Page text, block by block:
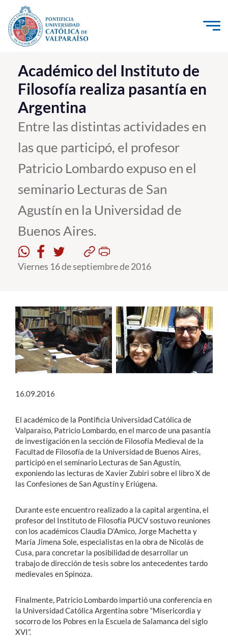
Click acá para ir directamente al contenido
La Universidad
Investigación, Creación e Innovación
PUCV Internacional
Vinculación con el Medio
Admisión
Estudiantes
Alumni
English
Académico del Instituto de
Filosofía realiza pasantía en
Argentina
Entre las distintas actividades en
las que participó, el profesor
Patricio Lombardo expuso en el
seminario Lecturas de San
Agustín en la Universidad de
Buenos Aires.
Viernes 16 de septiembre de 2016
16.09.2016
El académico de la Pontificia Universidad Católica de
Valparaíso, Patricio Lombardo, en el marco de una pasantía
de investigación en la sección de Filosofía Medieval de la
Facultad de Filosofía de la Universidad de Buenos Aires,
participó en el seminario Lecturas de San Agustín,
exponiendo las lecturas de Xavier Zubiri sobre el libro X de
las Confesiones de San Agustín y Eriúgena.
Durante este encuentro realizado a la capital argentina, el
profesor del Instituto de Filosofía PUCV sostuvo reuniones
con los académicos Claudia D’Amico, Jorge Machetta y
María Jimena Sole, especialistas en la obra de Nicolás de
Cusa, para concretar la posibilidad de desarrollar un
trabajo de dirección de tesis sobre los antecedentes tardo
medievales en Spinoza.
Finalmente, Patricio Lombardo impartió una conferencia en
la Universidad Católica Argentina sobre “Misericordia y
socorro de los Pobres en la Escuela de Salamanca del siglo
XVI”.